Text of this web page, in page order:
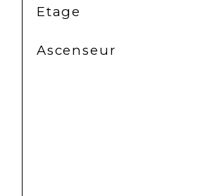
Etage
Ascenseur